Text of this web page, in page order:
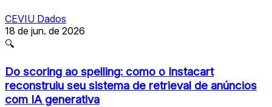
CEVIU Dados
18 de jun. de 2026
🔍
Do scoring ao spelling: como o Instacart
reconstruiu seu sistema de retrieval de anúncios
com IA generativa